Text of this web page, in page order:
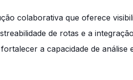
colaborativa que oferece
de rotas e a
a capacidade de